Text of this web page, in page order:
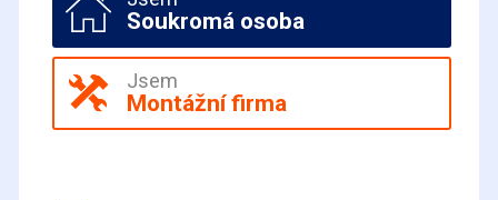
Soukromá osoba
Jsem
Montážní firma